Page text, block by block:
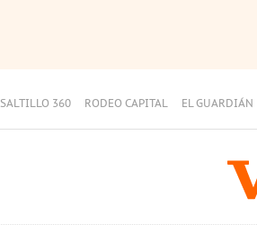
SALTILLO 360 RODEO CAPITAL EL GUARDIÁN